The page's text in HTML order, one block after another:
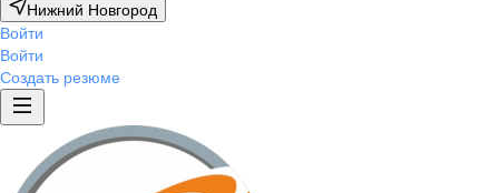
Нижний Новгород
Войти
Войти
Создать резюме